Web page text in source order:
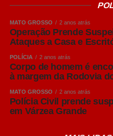
vezes, melhorias no
produção em lotes e no
geram ganhos expressivos
competitividade. A Acrismat
aproximar o produtor
cada vez mais a cadeia
afirmou Frederico Tannure
COMENTE ABAIXO:
MATO GROSSO 2 anos atrás
Operação Prende
Ataques a Casa e
POLÍCIA 2 anos atrás
Corpo de homem é
à margem da Rodovia
MATO GROSSO 2 anos atrás
Polícia Civil prende
em Várzea Grande